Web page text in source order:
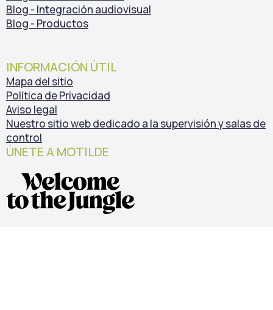
Blog - Integración audiovisual
Blog - Productos
INFORMACIÓN ÚTIL
Mapa del sitio
Política de Privacidad
Aviso legal
Nuestro sitio web dedicado a la supervisión y salas de
control
ÚNETE A MOTILDE